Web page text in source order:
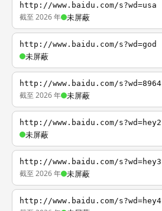
http://www.baidu.com/s?wd=usa
截至 2026 年 未屏蔽
http://www.baidu.com/s?wd=god
未屏蔽
http://www.baidu.com/s?wd=8964
截至 2026 年 未屏蔽
http://www.baidu.com/s?wd=hey2
未屏蔽
http://www.baidu.com/s?wd=hey3
截至 2026 年 未屏蔽
http://www.baidu.com/s?wd=hey4